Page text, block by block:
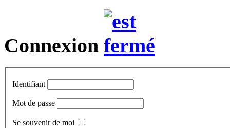
Connexion
Identifiant
Mot de passe
Se souvenir de moi